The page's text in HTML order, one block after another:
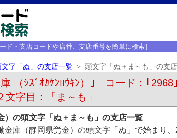
ド・支店コードや店番、支店番号を簡単に検索］
文字「ぬ」の支店一覧 頭文字「ぬ＋ま～も」の支
（ｼｽﾞｵｶｹﾝﾛｳｷﾝ）｣ コード：｢2968｣
字目：「ま～も」
）の頭文字「ぬ＋ま～も」の支店一覧
金庫（静岡県労金）の頭文字「ぬ」で始まり